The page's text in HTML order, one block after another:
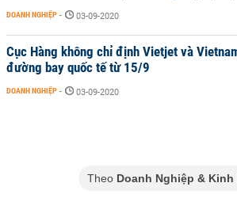
DOANH NGHIỆP - 03-09-2020
Cục Hàng không chỉ định Vietjet và
đường bay quốc tế từ 15/9
DOANH NGHIỆP - 03-09-2020
Theo Doanh Nghiệp & Kinh